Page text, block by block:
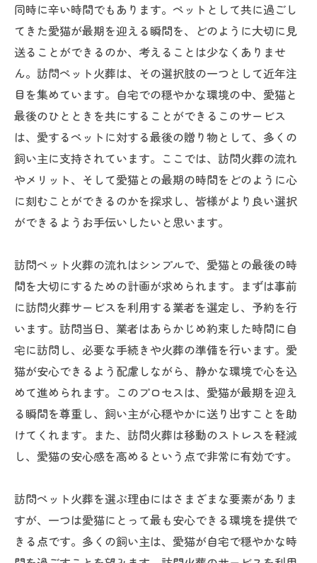
同時に辛い時間でもあります。ペットとして共に過ごし
てきた愛猫が最期を迎える瞬間を、どのように大切に見
送ることができるのか、考えることは少なくありませ
ん。訪問ペット火葬は、その選択肢の一つとして近年注
目を集めています。自宅での穏やかな環境の中、愛猫と
最後のひとときを共にすることができるこのサービス
は、愛するペットに対する最後の贈り物として、多くの
飼い主に支持されています。ここでは、訪問火葬の流れ
やメリット、そして愛猫との最期の時間をどのように心
に刻むことができるのかを探求し、皆様がより良い選択
ができるようお手伝いしたいと思います。
訪問ペット火葬の流れはシンプルで、愛猫との最後の時
間を大切にするための計画が求められます。まずは事前
に訪問火葬サービスを利用する業者を選定し、予約を行
います。訪問当日、業者はあらかじめ約束した時間に自
宅に訪問し、必要な手続きや火葬の準備を行います。愛
猫が安心できるよう配慮しながら、静かな環境で心を込
めて進められます。このプロセスは、愛猫が最期を迎え
る瞬間を尊重し、飼い主が心穏やかに送り出すことを助
けてくれます。また、訪問火葬は移動のストレスを軽減
し、愛猫の安心感を高めるという点で非常に有効です。
訪問ペット火葬を選ぶ理由にはさまざまな要素がありま
すが、一つは愛猫にとって最も安心できる環境を提供で
きる点です。多くの飼い主は、愛猫が自宅で穏やかな時